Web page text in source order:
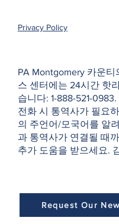
Privacy Policy
PA Montgomery 카운티
스 센터에는 24시간 핫
습니다: 1-888-521-0983.
전화 시 통역사가 필요
의 주언어/모국어를 알
과 통역사가 연결될 때
추가 도움을 받으세요.
Request Our